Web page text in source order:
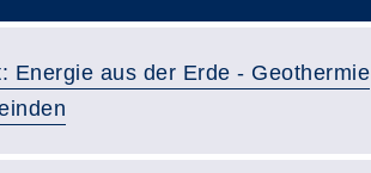
Energie aus der Erde - Geothermie